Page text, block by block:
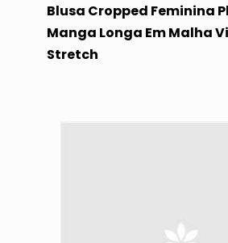
Blusa Cropped Feminina
Manga Longa Em Malha
Stretch